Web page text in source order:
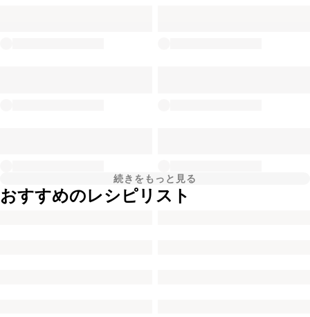
続きをもっと見る
おすすめのレシピリスト